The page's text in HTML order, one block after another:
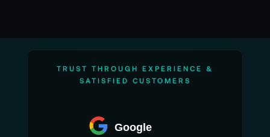
TRUST THROUGH EXPERIENCE &
SATISFIED CUSTOMERS
Google